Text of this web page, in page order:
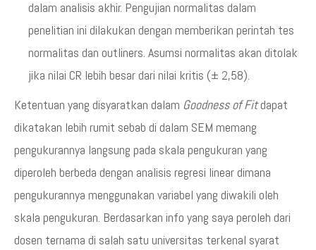
dalam analisis akhir. Pengujian normalitas dalam
penelitian ini dilakukan dengan memberikan perintah tes
normalitas dan outliners. Asumsi normalitas akan ditolak
jika nilai CR lebih besar dari nilai kritis (± 2,58).
Ketentuan yang disyaratkan dalam Goodness of Fitdapat
dikatakan lebih rumit sebab di dalam SEM memang
pengukurannya langsung pada skala pengukuran yang
diperoleh berbeda dengan analisis regresi linear dimana
pengukurannya menggunakan variabel yang diwakili oleh
skala pengukuran. Berdasarkan info yang saya peroleh dari
dosen ternama di salah satu universitas terkenal syarat